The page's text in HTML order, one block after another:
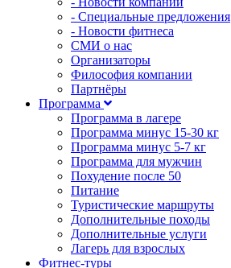
- Специальные предложения
- Новости фитнеса
СМИ о нас
Организаторы
Философия компании
Партнёры
Программа
Программа в лагере
Программа минус 15-30 кг
Программа минус 5-7 кг
Программа для мужчин
Похудение после 50
Питание
Туристические маршруты
Дополнительные походы
Дополнительные услуги
Лагерь для взрослых
Фитнес-туры